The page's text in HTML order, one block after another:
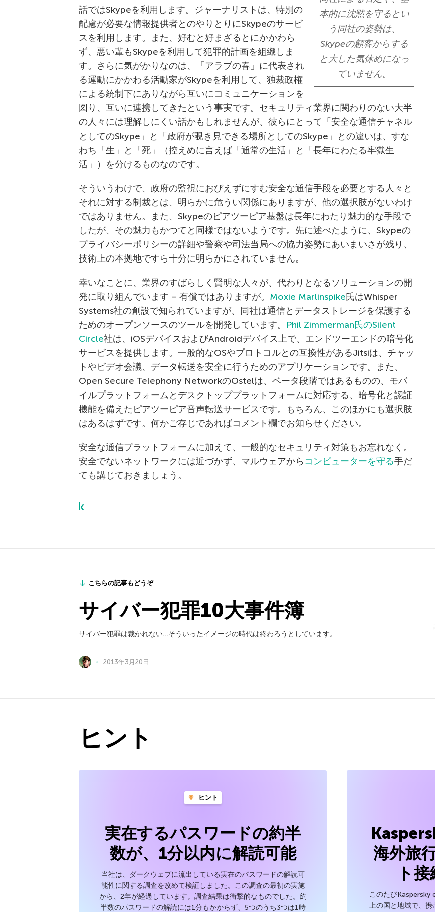
本的に沈黙を守るとい
う同社の姿勢は、
Skypeの顧客からする
と大した気休めになっ
ていません。
話ではSkypeを利用します。ジャーナリストは、特別の
配慮が必要な情報提供者とのやりとりにSkypeのサービ
スを利用します。また、好むと好まざるとにかかわら
ず、悪い輩もSkypeを利用して犯罪的計画を組織しま
す。さらに気がかりなのは、「アラブの春」に代表され
る運動にかかわる活動家がSkypeを利用して、独裁政権
による統制下にありながら互いにコミュニケーションを
図り、互いに連携してきたという事実です。セキュリティ業界に関わりのない大半
の人々には理解しにくい話かもしれませんが、彼らにとって「安全な通信チャネル
としてのSkype」と「政府が覗き見できる場所としてのSkype」との違いは、すな
わち「生」と「死」（控えめに言えば「通常の生活」と「長年にわたる牢獄生
活」）を分けるものなのです。
そういうわけで、政府の監視におびえずにすむ安全な通信手段を必要とする人々と
それに対する制裁とは、明らかに危うい関係にありますが、他の選択肢がないわけ
ではありません。また、Skypeのピアツーピア基盤は長年にわたり魅力的な手段で
したが、その魅力もかつてと同様ではないようです。先に述べたように、Skypeの
プライバシーポリシーの詳細や警察や司法当局への協力姿勢にあいまいさが残り、
技術上の本拠地ですら十分に明らかにされていません。
幸いなことに、業界のすばらしく賢明な人々が、代わりとなるソリューションの開
発に取り組んでいます – 有償ではありますが。 Moxie Marlinspike氏はWhisper
Systems社の創設で知られていますが、同社は通信とデータストレージを保護する
ためのオープンソースのツールを開発しています。 Phil Zimmerman氏のSilent
Circle社は、iOSデバイスおよびAndroidデバイス上で、エンドツーエンドの暗号化
サービスを提供します。一般的なOSやプロトコルとの互換性があるJitsiは、チャッ
トやビデオ会議、データ転送を安全に行うためのアプリケーションです。また、
Open Secure Telephony NetworkのOstelは、ベータ段階ではあるものの、モバ
イルプラットフォームとデスクトッププラットフォームに対応する、暗号化と認証
機能を備えたピアツーピア音声転送サービスです。もちろん、このほかにも選択肢
はあるはずです。何かご存じであればコメント欄でお知らせください。
安全な通信プラットフォームに加えて、一般的なセキュリティ対策もお忘れなく。
安全でないネットワークには近づかず、マルウェアから コンピューターを守る手だ
ても講じておきましょう。
こちらの記事もどうぞ
サイバー犯罪10大事件簿
サイバー犯罪は裁かれない…そういったイメージの時代は終わろうとしています。
2013年3月20日
ヒント
ヒント
実在するパスワードの約半
数が、1分以内に解読可能
当社は、ダークウェブに流出している実在のパスワードの解読可
能性に関する調査を改めて検証しました。この調査の最初の実施
から、2年が経過しています。調査結果は衝撃的なものでした。約
半数のパスワードの解読には1分もかからず、5つのうち3つは1時
海外旅
ト
このたびKaspersky
上の国と地域で、携